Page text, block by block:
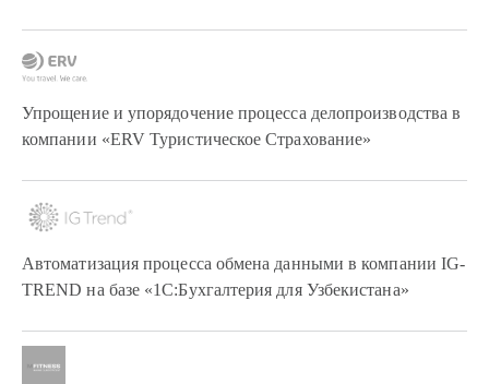
Упрощение и упорядочение процесса делопроизводства в
компании «ЕRV Туристическое Страхование»
Автоматизация процесса обмена данными в компании IG-
TREND на базе «1С:Бухгалтерия для Узбекистана»